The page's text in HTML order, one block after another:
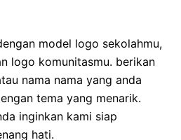
model logo sekolahmu,
logo komunitasmu. berikan
nama nama yang anda
tema yang menarik.
inginkan kami siap
hati.